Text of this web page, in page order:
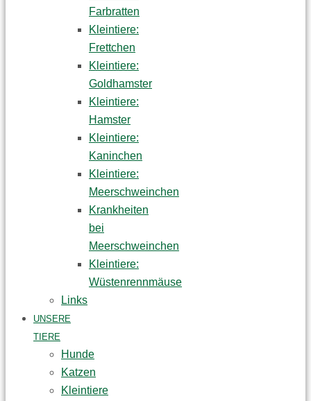
Farbratten
Kleintiere:
Frettchen
Kleintiere:
Goldhamster
Kleintiere:
Hamster
Kleintiere:
Kaninchen
Kleintiere:
Meerschweinchen
Krankheiten
bei
Meerschweinchen
Kleintiere:
Wüstenrennmäuse
Links
UNSERE
TIERE
Hunde
Katzen
Kleintiere